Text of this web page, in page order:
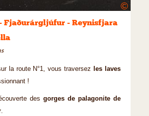
©
Fjaðurárgljúfur - Reynisfjara
la route N°1, vous traversez
les laves
!
des gorges de palagonite de
.